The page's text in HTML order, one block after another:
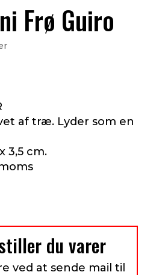
Frø Guiro
af træ. Lyder som en
3,5 cm.
du varer
ved at sende mail til